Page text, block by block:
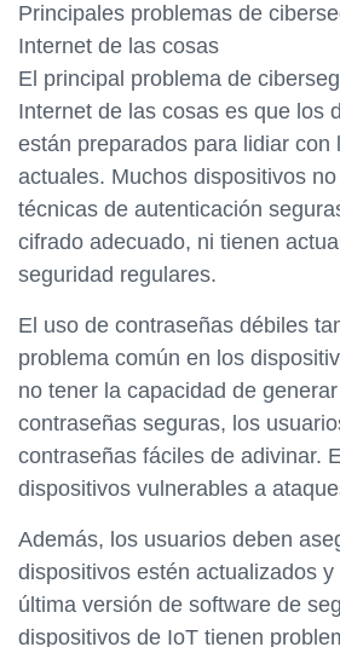
Principales problemas de
Internet de las cosas
El principal problema de
Internet de las cosas es que los
están preparados para lidiar con
actuales. Muchos dispositivos
técnicas de autenticación
cifrado adecuado, ni tienen
seguridad regulares.
El uso de contraseñas débiles
problema común en los
no tener la capacidad de
contraseñas seguras, los
contraseñas fáciles de adivinar.
dispositivos vulnerables a
Además, los usuarios deben
dispositivos estén actualizados
última versión de software de
dispositivos de IoT tienen